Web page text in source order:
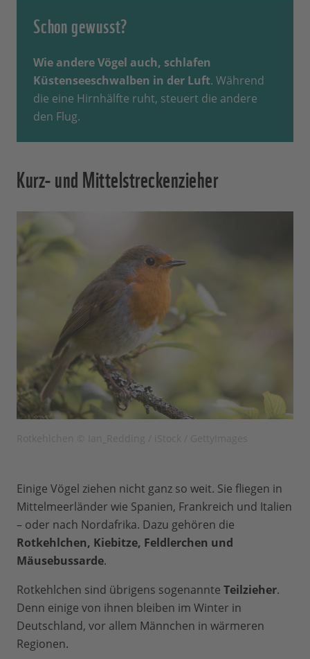
Schon gewusst?
Wie andere Vögel auch, schlafen
Küstenseeschwalben in der Luft. Während
die eine Hirnhälfte ruht, steuert die andere
den Flug.
Kurz- und Mittelstreckenzieher
Einige Vögel ziehen nicht ganz so weit. Sie fliegen in
Mittelmeerländer wie Spanien, Frankreich und Italien
– oder nach Nordafrika. Dazu gehören die
Rotkehlchen, Kiebitze, Feldlerchen und
Mäusebussarde.
Rotkehlchen sind übrigens sogenannte Teilzieher.
Denn einige von ihnen bleiben im Winter in
Deutschland, vor allem Männchen in wärmeren
Regionen.